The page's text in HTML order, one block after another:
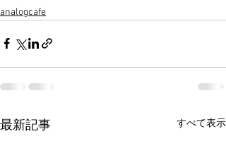
analogcafe
最新記事 すべて表示